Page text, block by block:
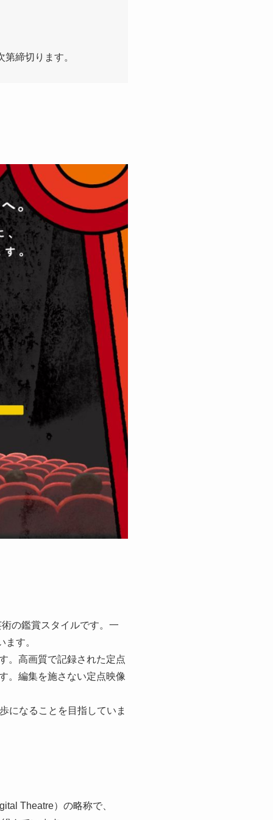
締切ります。
の鑑賞スタイルです。一
す。
。高画質で記録された定点
。編集を施さない定点映像
になることを目指していま
Theatre）の略称で、